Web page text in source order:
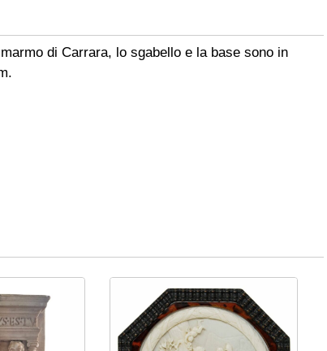
di Carrara, lo sgabello e la base sono in